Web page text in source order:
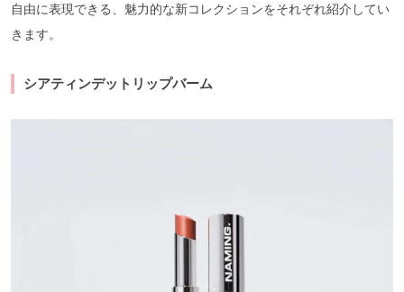
自由に表現できる、魅力的な新コレクションをそれぞれ紹介してい
きます。
シアティンデットリップバーム